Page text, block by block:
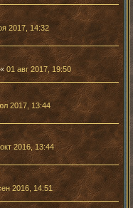
2017, 14:32
« 01 авг 2017, 19:50
2017, 13:44
2016, 13:44
2016, 14:51